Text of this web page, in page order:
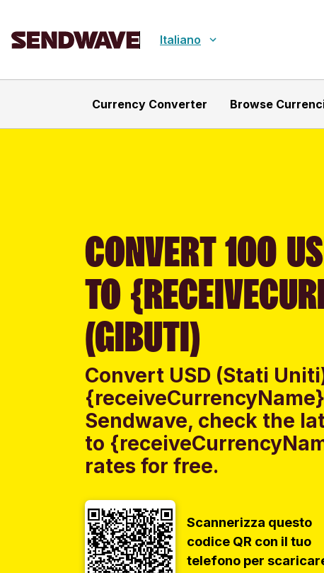
Italiano
Currency Converter Browse
CONVERT 100
TO
(GIBUTI)
Convert USD (Stati
Sendwave, check the
to
rates for free.
Scannerizza questo
codice QR con il tuo
telefono per